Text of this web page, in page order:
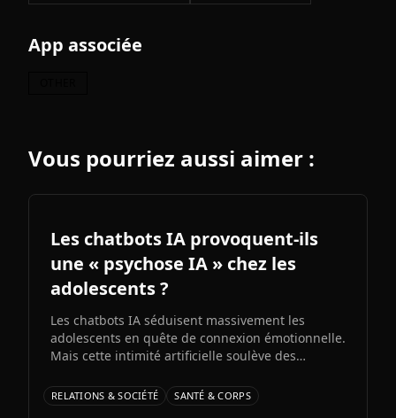
App associée
Vous pourriez aussi aimer :
Les chatbots IA provoquent-ils
une « psychose IA » chez les
adolescents ?
Les chatbots IA séduisent massivement les
adolescents en quête de connexion émotionnelle.
Mais cette intimité artificielle soulève des
alertent sur l'émergence d'une possible «
psychose IA » liée à l'immersion prolongée dans
RELATIONS & SOCIÉTÉ SANTÉ & CORPS